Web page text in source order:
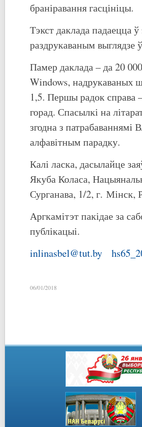
браніравання гасцініцы.
Тэкст даклада падаецца
раздрукаваным выглядзе
Памер даклада – да 20
Windows, надрукаваных
1,5. Першы радок справа
горад. Спасылкі на
згодна з
алфавітным парадку.
Калі ласка, дасылайце
Якуба Коласа,
Сурганава, 1/2, г. Мінск,
Аргкамітэт пакідае за
публікацыі.
inlinasbel@tut.by
06/01/2018